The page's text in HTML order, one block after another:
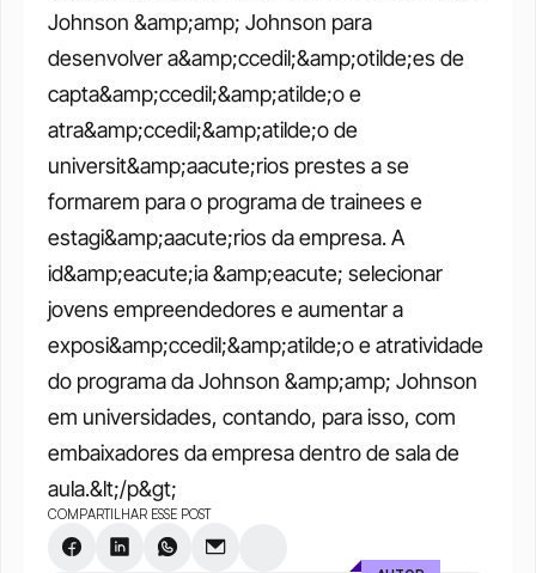
Johnson &amp;amp; Johnson para
desenvolver a&amp;ccedil;&amp;otilde;es de
capta&amp;ccedil;&amp;atilde;o e
atra&amp;ccedil;&amp;atilde;o de
universit&amp;aacute;rios prestes a se
formarem para o programa de trainees e
estagi&amp;aacute;rios da empresa. A
id&amp;eacute;ia &amp;eacute; selecionar
jovens empreendedores e aumentar a
exposi&amp;ccedil;&amp;atilde;o e atratividade
do programa da Johnson &amp;amp; Johnson
em universidades, contando, para isso, com
embaixadores da empresa dentro de sala de
aula.&lt;/p&gt;
COMPARTILHAR ESSE POST